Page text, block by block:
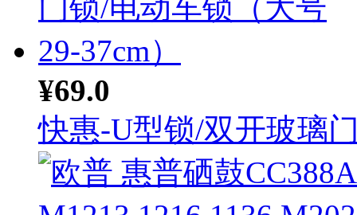
¥69.0
快惠-U型锁/双开玻璃